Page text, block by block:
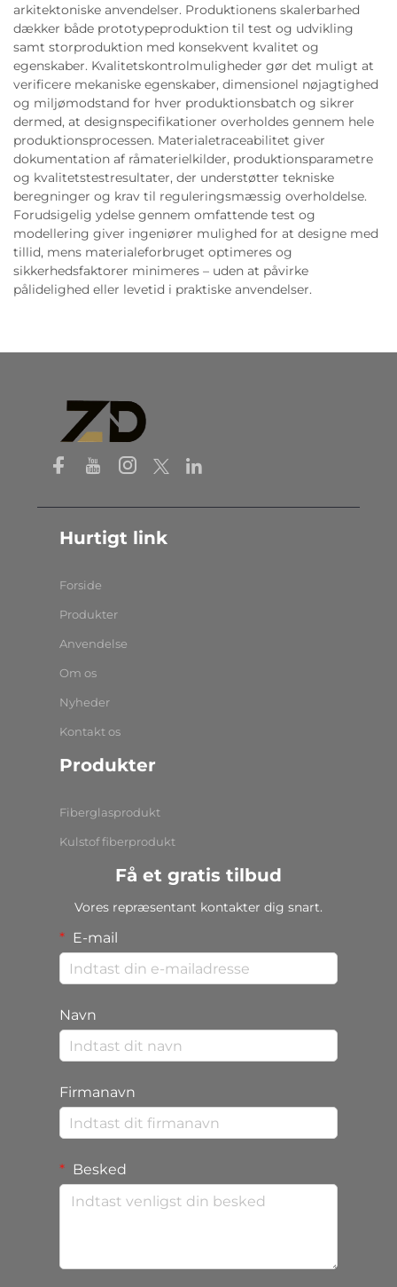
arkitektoniske anvendelser. Produktionens skalerbarhed
dækker både prototypeproduktion til test og udvikling
samt storproduktion med konsekvent kvalitet og
egenskaber. Kvalitetskontrolmuligheder gør det muligt at
verificere mekaniske egenskaber, dimensionel nøjagtighed
og miljømodstand for hver produktionsbatch og sikrer
dermed, at designspecifikationer overholdes gennem hele
produktionsprocessen. Materialetraceabilitet giver
dokumentation af råmaterielkilder, produktionsparametre
og kvalitetstestresultater, der understøtter tekniske
beregninger og krav til reguleringsmæssig overholdelse.
Forudsigelig ydelse gennem omfattende test og
modellering giver ingeniører mulighed for at designe med
tillid, mens materialeforbruget optimeres og
sikkerhedsfaktorer minimeres – uden at påvirke
pålidelighed eller levetid i praktiske anvendelser.
Hurtigt link
Forside
Produkter
Anvendelse
Om os
Nyheder
Kontakt os
Produkter
Fiberglasprodukt
Kulstof fiberprodukt
Få et gratis tilbud
Vores repræsentant kontakter dig snart.
E-mail
Navn
Firmanavn
Besked